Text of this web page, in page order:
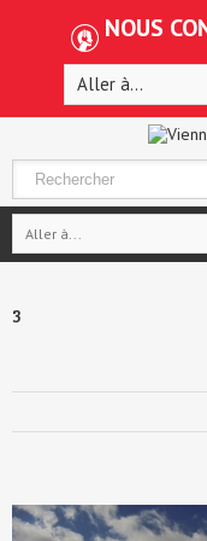
NOUS
Aller à...
Aller à...
3